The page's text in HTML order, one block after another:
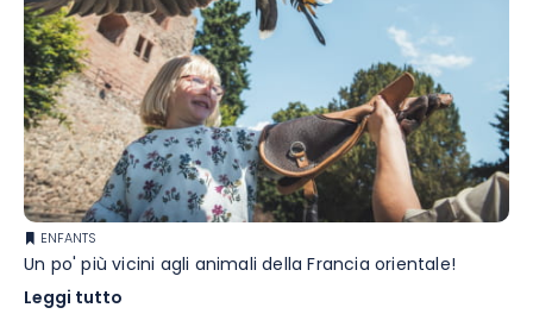
ENFANTS
Un po' più vicini agli animali della Francia orientale!
Leggi tutto